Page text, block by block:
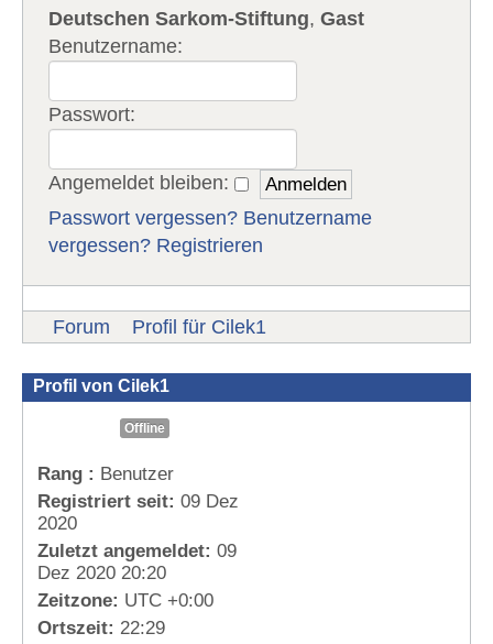
Deutschen Sarkom-Stiftung,Gast
Benutzername:
Passwort:
Angemeldet bleiben:
Passwort vergessen? Benutzername
vergessen? Registrieren
Forum Profil für Cilek1
Profil von Cilek1
Offline
Rang : Benutzer
Registriert seit: 09 Dez
2020
Zuletzt angemeldet: 09
Dez 2020 20:20
Zeitzone: UTC +0:00
Ortszeit: 22:29